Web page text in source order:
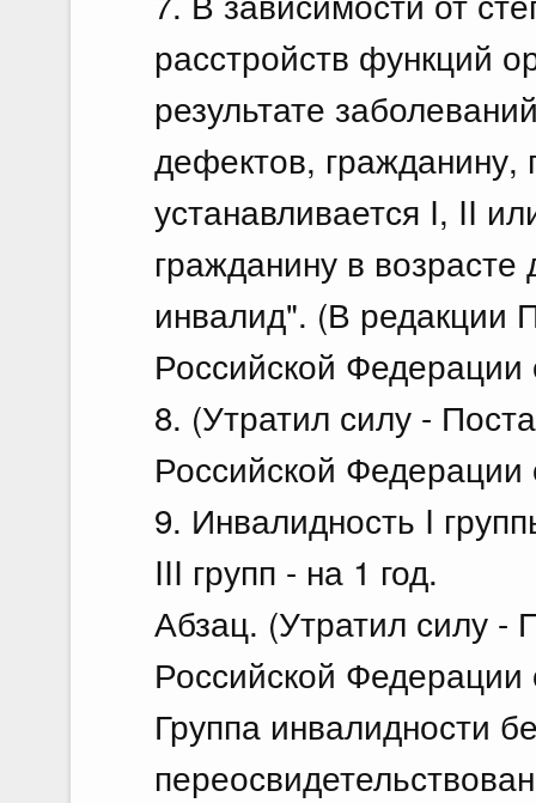
расстройств функций
результате
дефектов,
устанавливается I, II
гражданину в возрасте
инвалид". (В редакции
Российской
8. (Утратил силу -
Российской
9. Инвалидность I
III групп - на 1 год.
Абзац. (Утратил силу -
Российской
Группа инвалидности